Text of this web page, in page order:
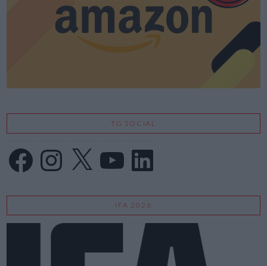
TG SOCIAL
FacebookInstagram
X LinkedIn
IFA 2026